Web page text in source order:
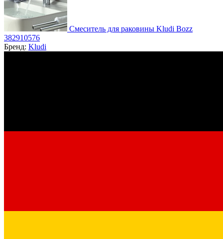
Смеситель для раковины Kludi Bozz
382910576
Бренд: Kludi